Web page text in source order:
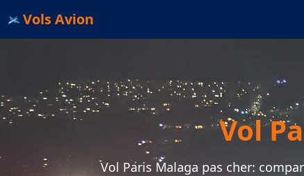
Vols Avion
Vol
Vol Paris Malaga pas cher: